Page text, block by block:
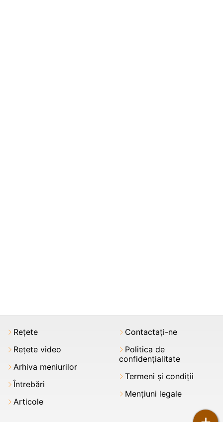
Rețete
Rețete video
Arhiva meniurilor
Întrebări
Articole
Contactați-ne
Politica de
confidențialitate
Termeni şi condiții
Mențiuni legale